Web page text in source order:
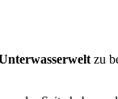
zu